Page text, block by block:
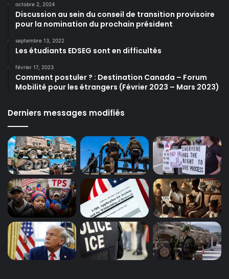
octobre 2, 2024
Discussion au sein du conseil de transition provisoire
pour la nomination du prochain président
septembre 13, 2022
Les étudiants EDSEG sont en difficultés
février 17, 2023
Comment postuler ? : Destination Canada – Forum
Mobilité pour les étrangers (Février 2023 – Mars 2023)
Derniers messages modifiés